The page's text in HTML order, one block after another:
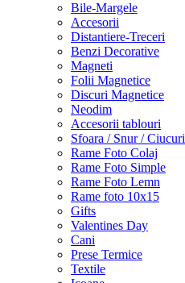
Bile-Margele
Accesorii
Distantiere-Treceri
Benzi Decorative
Magneti
Folii Magnetice
Discuri Magnetice
Neodim
Accesorii tablouri
Sfoara / Snur / Ciucuri
Rame Foto Colaj
Rame Foto Simple
Rame Foto Lemn
Rame foto 10x15
Gifts
Valentines Day
Cani
Prese Termice
Textile